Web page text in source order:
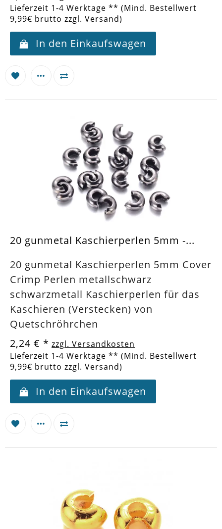
Lieferzeit 1-4 Werktage ** (Mind. Bestellwert
9,99€ brutto zzgl. Versand)
In den Einkaufswagen
20 gunmetal Kaschierperlen 5mm -...
20 gunmetal Kaschierperlen 5mm Cover
Crimp Perlen metallschwarz
schwarzmetall Kaschierperlen für das
Kaschieren (Verstecken) von
Quetschröhrchen
2,24 € * zzgl. Versandkosten
Lieferzeit 1-4 Werktage ** (Mind. Bestellwert
9,99€ brutto zzgl. Versand)
In den Einkaufswagen